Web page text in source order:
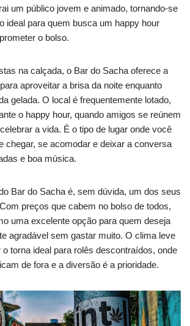
um público jovem e animado, tornando-se
ideal para quem busca um happy hour
o bolso.
na calçada, o Bar do Sacha oferece a
aproveitar a brisa da noite enquanto
gelada. O local é frequentemente lotado,
o happy hour, quando amigos se reúnem
a vida. É o tipo de lugar onde você
chegar, se acomodar e deixar a conversa
e boa música.
Bar do Sacha é, sem dúvida, um dos seus
preços que cabem no bolso de todos,
uma excelente opção para quem deseja
agradável sem gastar muito. O clima leve
o torna ideal para rolês descontraídos, onde
de fora e a diversão é a prioridade.